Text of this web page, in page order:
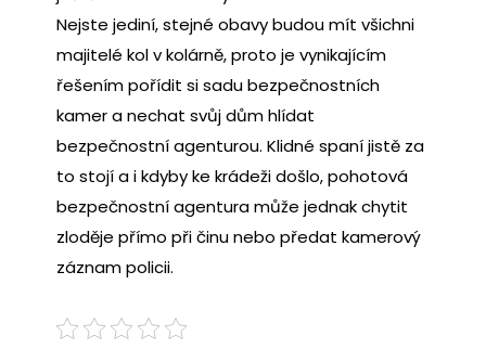
Nejste jediní, stejné obavy budou mít všichni
majitelé kol v kolárně, proto je vynikajícím
řešením pořídit si sadu bezpečnostních
kamer a nechat svůj dům hlídat
bezpečnostní agenturou. Klidné spaní jistě za
to stojí a i kdyby ke krádeži došlo, pohotová
bezpečnostní agentura může jednak chytit
zloděje přímo při činu nebo předat kamerový
záznam policii.